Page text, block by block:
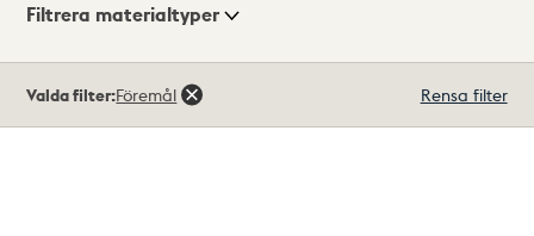
Visningsläge
Filtrera materialtyper
träffar
Valda filter:Föremål Rensa filter